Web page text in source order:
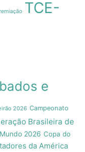
TCE-
e
2026 Campeonato
Brasileira de
2026 Copa do
da América